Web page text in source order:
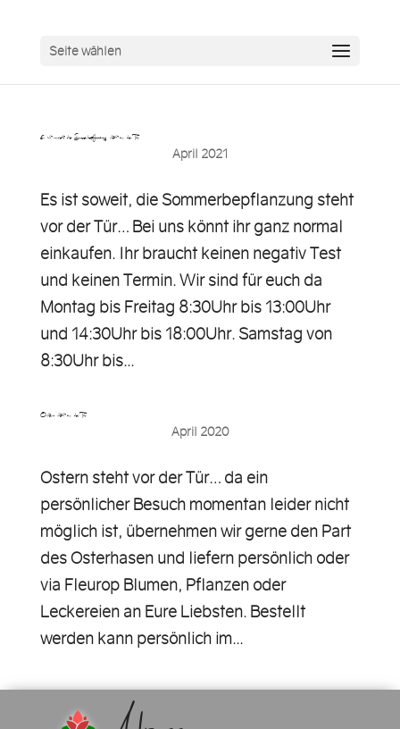
Seite wählen
Es ist soweit, die Sommerbepflanzung steht vor der Tür……
April 2021
Es ist soweit, die Sommerbepflanzung steht
vor der Tür… Bei uns könnt ihr ganz normal
einkaufen. Ihr braucht keinen negativ Test
und keinen Termin. Wir sind für euch da
Montag bis Freitag 8:30Uhr bis 13:00Uhr
und 14:30Uhr bis 18:00Uhr. Samstag von
8:30Uhr bis...
Ostern steht vor der Tür……
April 2020
Ostern steht vor der Tür… da ein
persönlicher Besuch momentan leider nicht
möglich ist, übernehmen wir gerne den Part
des Osterhasen und liefern persönlich oder
via Fleurop Blumen, Pflanzen oder
Leckereien an Eure Liebsten. Bestellt
werden kann persönlich im...